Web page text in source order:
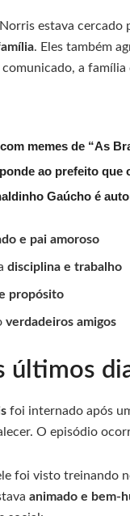
estava cercado
. Eles também
a família
memes de “As
ao prefeito que
Gaúcho é
e pai amoroso
disciplina e trabalho
propósito
verdadeiros amigos
últimos
foi internado após
O episódio
foi visto treinando
animado e bem-